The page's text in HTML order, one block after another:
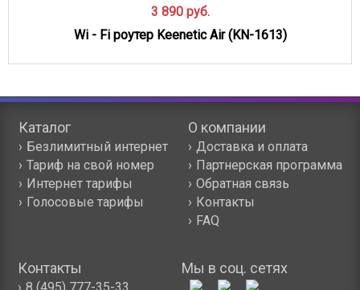
3 890 руб.
Wi - Fi роутер Keenetic Air (KN-1613)
Каталог
Безлимитный интернет
Тариф на свой номер
Интернет тарифы
Голосовые тарифы
О компании
Доставка и оплата
Партнерская программа
Обратная связь
Контакты
FAQ
Контакты Мы в соц. сетях